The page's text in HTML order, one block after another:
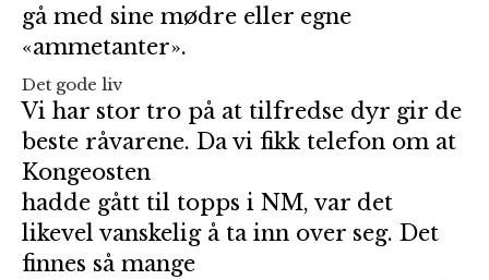
gå med sine mødre eller egne
«ammetanter».
Det gode liv
Vi har stor tro på at tilfredse dyr gir de
beste råvarene. Da vi fikk telefon om at
Kongeosten
hadde gått til topps i NM, var det
likevel vanskelig å ta inn over seg. Det
finnes så mange